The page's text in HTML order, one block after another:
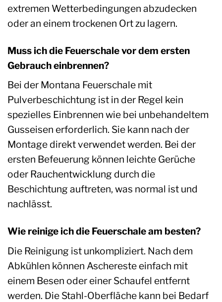
extremen Wetterbedingungen abzudecken
oder an einem trockenen Ort zu lagern.
Muss ich die Feuerschale vor dem ersten
Gebrauch einbrennen?
Bei der Montana Feuerschale mit
Pulverbeschichtung ist in der Regel kein
spezielles Einbrennen wie bei unbehandeltem
Gusseisen erforderlich. Sie kann nach der
Montage direkt verwendet werden. Bei der
ersten Befeuerung können leichte Gerüche
oder Rauchentwicklung durch die
Beschichtung auftreten, was normal ist und
nachlässt.
Wie reinige ich die Feuerschale am besten?
Die Reinigung ist unkompliziert. Nach dem
Abkühlen können Aschereste einfach mit
einem Besen oder einer Schaufel entfernt
werden. Die Stahl-Oberfläche kann bei Bedarf